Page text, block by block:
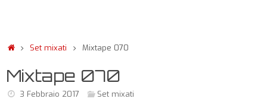
Set mixati Mixtape 070
Mixtape 070
3 Febbraio 2017 Set mixati